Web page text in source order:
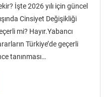
İşte 2026 yılı için güncel
Cinsiyet Değişikliği
mi? Hayır.Yabancı
Türkiye’de geçerli
tanınması…